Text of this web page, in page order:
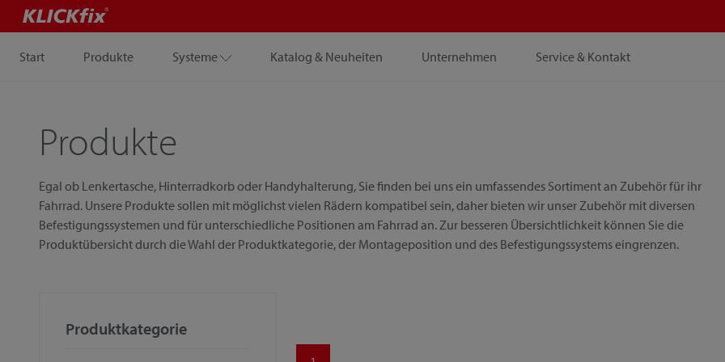
Start Produkte Systeme Katalog & Neuheiten Unternehmen Service & Kontakt
Produkte
Egal ob Lenkertasche, Hinterradkorb oder Handyhalterung, Sie finden bei uns ein umfassendes Sortiment an Zubehör für ihr
Fahrrad. Unsere Produkte sollen mit möglichst vielen Rädern kompatibel sein, daher bieten wir unser Zubehör mit diversen
Befestigungssystemen und für unterschiedliche Positionen am Fahrrad an. Zur besseren Übersichtlichkeit können Sie die
Produktübersicht durch die Wahl der Produktkategorie, der Montageposition und des Befestigungssystems eingrenzen.
Produktkategorie